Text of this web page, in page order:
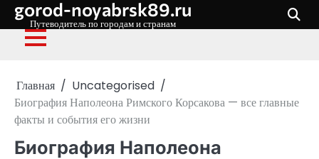
Перейти
содержимому
gorod-noyabrsk89.ru
Путеводитель по городам и странам
Главная
Uncategorised
Биография Наполеона Римского Корсакова — все главные
факты и события его жизни
Биография Наполеона